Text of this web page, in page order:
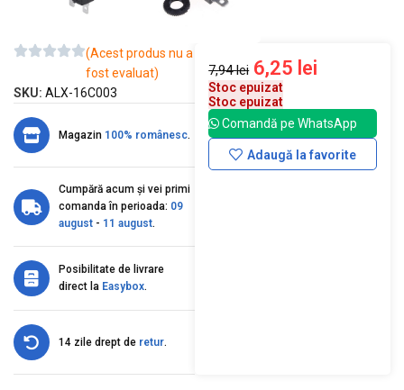
(Acest produs nu a
fost evaluat)
SKU: ALX-16C003
Magazin 100% românesc.
Cumpără acum și vei primi
comanda în perioada: 09
august - 11 august.
Posibilitate de livrare
direct la Easybox.
14 zile drept de retur.
7,94lei 6,25 lei
Stoc epuizat
Stoc epuizat
Comandă pe WhatsApp
Adaugă la favorite